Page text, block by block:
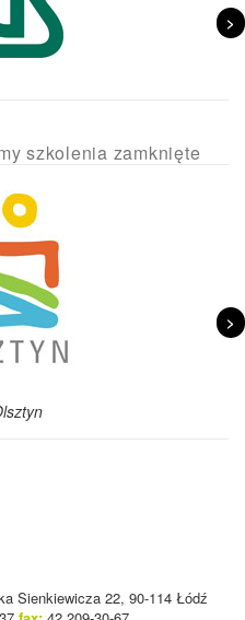
>
szkolenia zamknięte
>
Sienkiewicza 22, 90-114 Łódź